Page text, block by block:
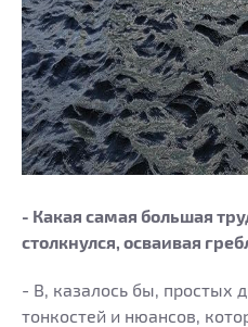
- Какая самая большая
столкнулся, осваивая
- В, казалось бы, простых
тонкостей и нюансов,